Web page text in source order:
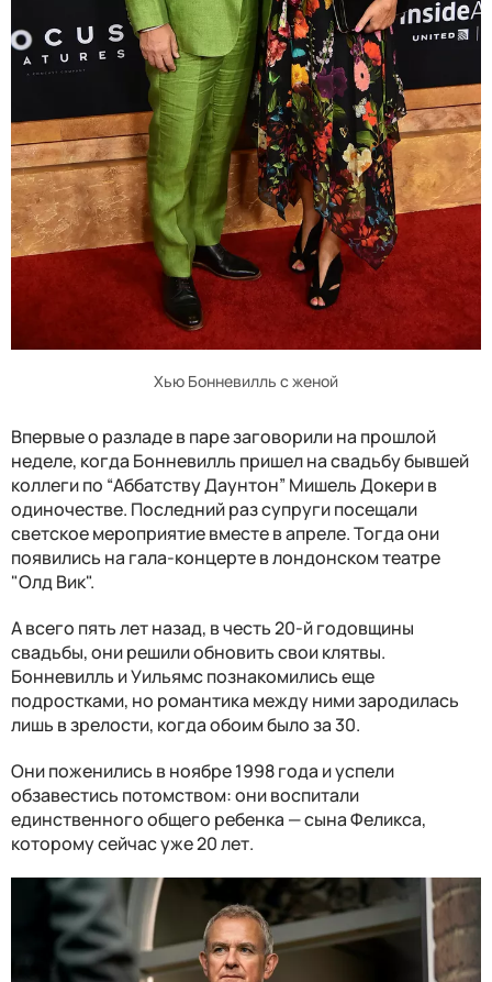
Хью Бонневилль с женой
Впервые о разладе в паре заговорили на прошлой
неделе, когда Бонневилль пришел на свадьбу бывшей
коллеги по “Аббатству Даунтон” Мишель Докери в
одиночестве. Последний раз супруги посещали
светское мероприятие вместе в апреле. Тогда они
появились на гала-концерте в лондонском театре
"Олд Вик".
А всего пять лет назад, в честь 20-й годовщины
свадьбы, они решили обновить свои клятвы.
Бонневилль и Уильямс познакомились еще
подростками, но романтика между ними зародилась
лишь в зрелости, когда обоим было за 30.
Они поженились в ноябре 1998 года и успели
обзавестись потомством: они воспитали
единственного общего ребенка — сына Феликса,
которому сейчас уже 20 лет.